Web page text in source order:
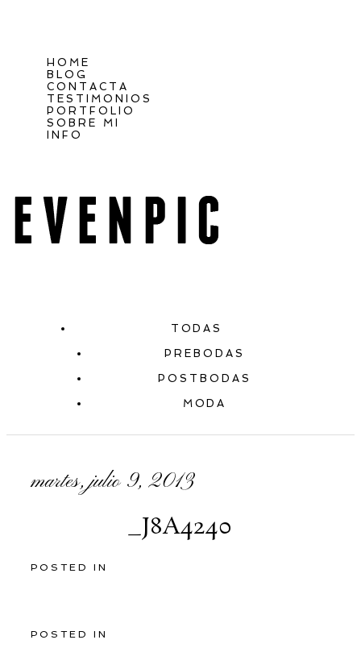
HOME
BLOG
CONTACTA
TESTIMONIOS
PORTFOLIO
SOBRE MI
INFO
TODAS
PREBODAS
POSTBODAS
MODA
martes, julio 9, 2013
_J8A4240
POSTED IN
POSTED IN